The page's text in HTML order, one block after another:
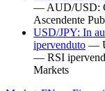
— AUD/USD:
Ascendente
USD/JPY: In
ipervenduto —
— RSI
Markets